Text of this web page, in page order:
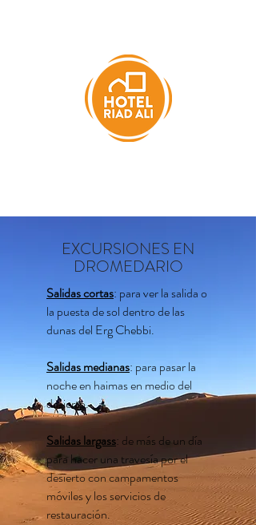
EXCURSIONES EN
DROMEDARIO
Salidas cortas: para ver la salida o
la puesta de sol dentro de las
dunas del Erg Chebbi.
Salidas medianas: para pasar la
noche en haimas en medio del
desierto.
Salidas largass: de más de un día
para hacer una travesía por el
desierto con campamentos
móviles y los servicios de
restauración.